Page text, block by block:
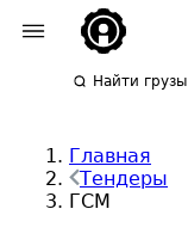
Найти грузы
Главная
Тендеры
ГСМ